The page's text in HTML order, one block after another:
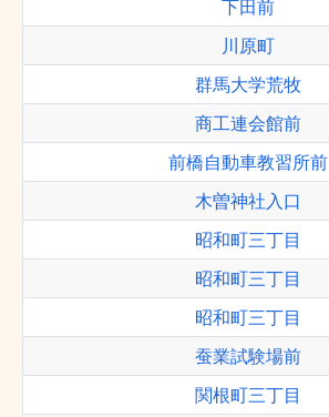
下田前
川原町
群馬大学荒牧
商工連会館前
前橋自動車教習所前
木曽神社入口
昭和町三丁目
昭和町三丁目
昭和町三丁目
蚕業試験場前
関根町三丁目